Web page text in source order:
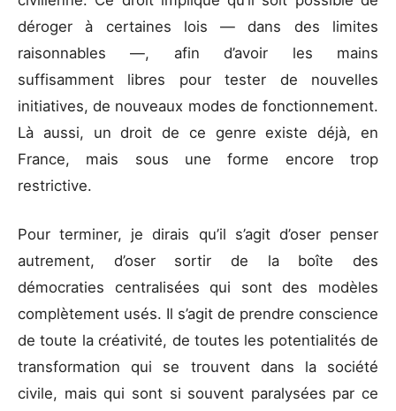
déroger à certaines lois — dans des limites
raisonnables —, afin d’avoir les mains
suffisamment libres pour tester de nouvelles
initiatives, de nouveaux modes de fonctionnement.
Là aussi, un droit de ce genre existe déjà, en
France, mais sous une forme encore trop
restrictive.
Pour terminer, je dirais qu’il s’agit d’oser penser
autrement, d’oser sortir de la boîte des
démocraties centralisées qui sont des modèles
complètement usés. Il s’agit de prendre conscience
de toute la créativité, de toutes les potentialités de
transformation qui se trouvent dans la société
civile, mais qui sont si souvent paralysées par ce